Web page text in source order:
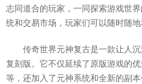
志同道合的玩家，一同探索游戏世
统和交易市场，玩家们可以随时随
传奇世界元神复古是一款让人
复刻版。它不仅延续了原版游戏的
等，还加入了元神系统和全新的副